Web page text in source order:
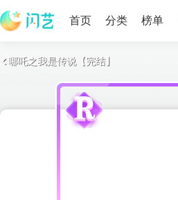
首页 分类 榜单
 哪吒之我是传说【完结】